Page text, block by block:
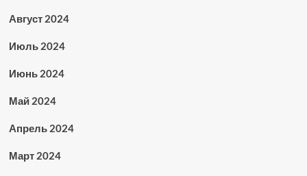
Август 2024
Июль 2024
Июнь 2024
Май 2024
Апрель 2024
Март 2024